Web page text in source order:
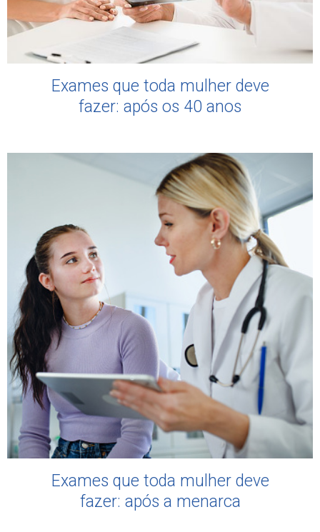
Exames que toda mulher deve
fazer: após os 40 anos
Exames que toda mulher deve
fazer: após a menarca